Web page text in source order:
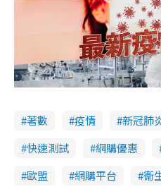
著數 疫情 新冠肺
快速測試
網購優惠
歐盟
網購平台 衞